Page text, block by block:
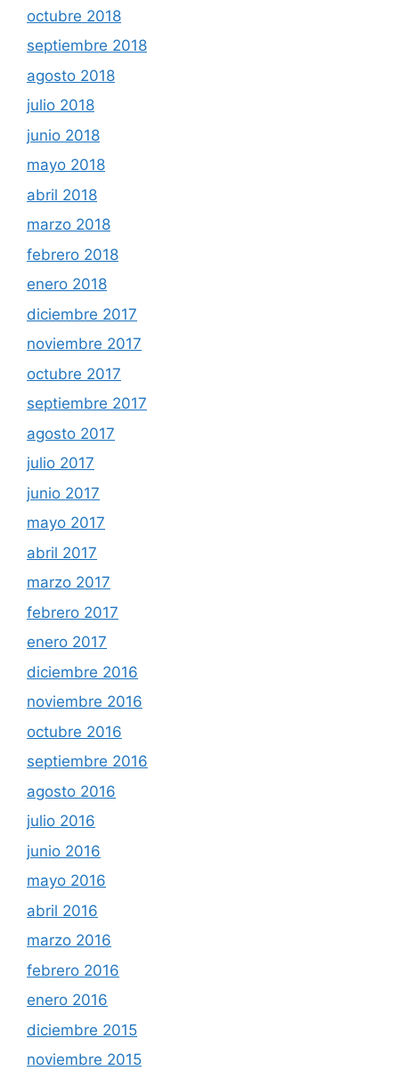
octubre 2018
septiembre 2018
agosto 2018
julio 2018
junio 2018
mayo 2018
abril 2018
marzo 2018
febrero 2018
enero 2018
diciembre 2017
noviembre 2017
octubre 2017
septiembre 2017
agosto 2017
julio 2017
junio 2017
mayo 2017
abril 2017
marzo 2017
febrero 2017
enero 2017
diciembre 2016
noviembre 2016
octubre 2016
septiembre 2016
agosto 2016
julio 2016
junio 2016
mayo 2016
abril 2016
marzo 2016
febrero 2016
enero 2016
diciembre 2015
noviembre 2015